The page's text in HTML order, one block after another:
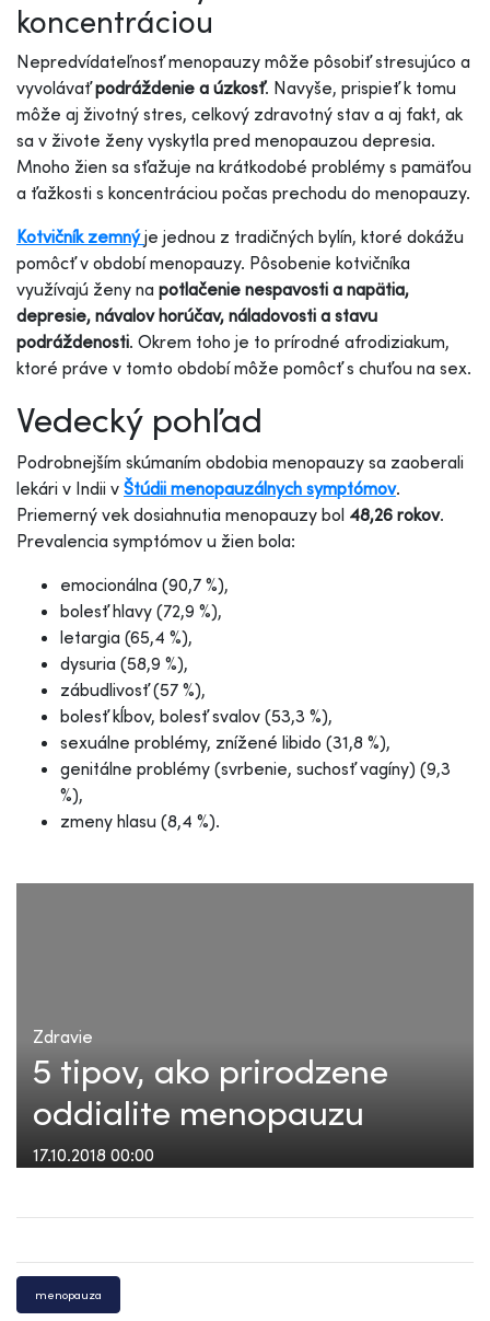
koncentráciou
Nepredvídateľnosť menopauzy môže pôsobiť stresujúco a
vyvolávaťpodráždenie a úzkosť. Navyše, prispieť k tomu
môže aj životný stres, celkový zdravotný stav a aj fakt, ak
sa v živote ženy vyskytla pred menopauzou depresia.
Mnoho žien sa sťažuje na krátkodobé problémy s pamäťou
a ťažkosti s koncentráciou počas prechodu do menopauzy.
Kotvičník zemnýje jednou z tradičných bylín, ktoré dokážu
pomôcť v období menopauzy. Pôsobenie kotvičníka
využívajú ženy na potlačenie nespavosti a napätia,
depresie, návalov horúčav, náladovosti a stavu
podráždenosti. Okrem toho je to prírodné afrodiziakum,
ktoré práve v tomto období môže pomôcť s chuťou na sex.
Vedecký pohľad
Podrobnejším skúmaním obdobia menopauzy sa zaoberali
lekári v Indii v Štúdii menopauzálnych symptómov.
Priemerný vek dosiahnutia menopauzy bol 48,26 rokov.
Prevalencia symptómov u žien bola:
emocionálna (90,7 %),
bolesť hlavy (72,9 %),
letargia (65,4 %),
dysuria (58,9 %),
zábudlivosť (57 %),
bolesť kĺbov, bolesť svalov (53,3 %),
sexuálne problémy, znížené libido (31,8 %),
genitálne problémy (svrbenie, suchosť vagíny) (9,3
%),
zmeny hlasu (8,4 %).
Zdravie
5 tipov, ako prirodzene
oddialite menopauzu
17.10.2018 00:00
menopauza